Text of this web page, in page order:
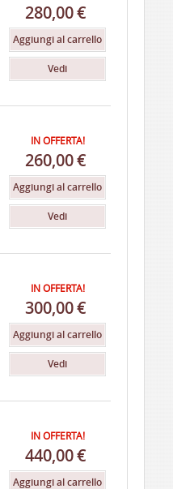
280,00€
Aggiungi al carrello
Vedi
IN OFFERTA!
260,00€
Aggiungi al carrello
Vedi
IN OFFERTA!
300,00€
Aggiungi al carrello
Vedi
IN OFFERTA!
440,00€
Aggiungi al carrello